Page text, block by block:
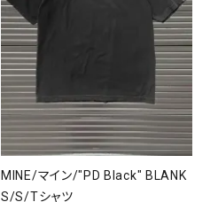
MINE/マイン/"PD Black" BLANK
S/S/Tシャツ
検索する